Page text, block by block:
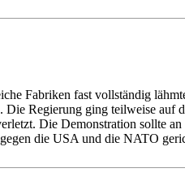
Fabriken fast vollständig
Regierung ging teilweise auf
Die Demonstration sollte
die USA und die NATO